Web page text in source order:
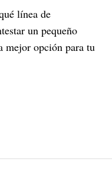
línea de
un pequeño
mejor opción para tu